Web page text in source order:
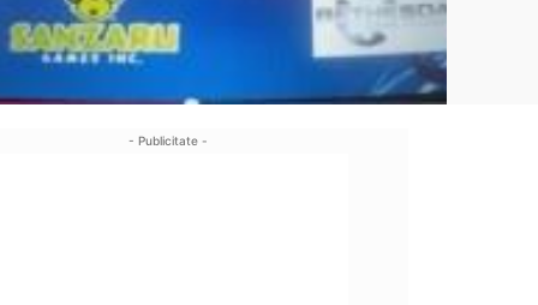
- Publicitate -